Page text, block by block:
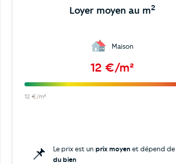
Loyer moyen au m2
Maison
12 €/m²
12 €/m²
📌 Le prix est un prix moyen et dépend de
du bien